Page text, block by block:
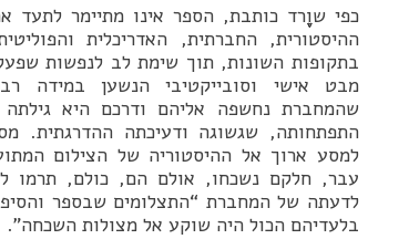
כפי שוֶֶֶֶֶֶֶֶֶֶֶֶֶֶֶֶֶֶֶֶֶֶֶֶֶֶֶֶרד כותבת, הספר אינו מתיימר לתעד
ההיסטורית, החברתית, האדריכלית
בתקופות השונות, תוך שימת לב לנפשות
מבט אישי וסובייקטיבי הנשען במידה
שהמחברת נחשפה אליהם ודרכם היא
התפתחותה, שגשוגה ודעיכתה ההדרגתית.
למסע ארוך אל ההיסטוריה של הצילום
עבר, חלקם נשכחו, אולם הם, כולם, תרמו
לדעתה של המחברת “התצלומים שבספר
בלעדיהם הכול היה שוקע אל מצולות השכחה”.